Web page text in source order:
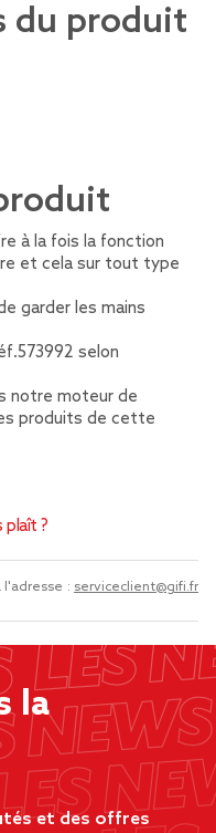
du produit
à la fois la fonction
et cela sur tout type
garder les mains
selon
notre moteur de
produits de cette
plaît ?
: serviceclient@gifi.fr
la
et des offres